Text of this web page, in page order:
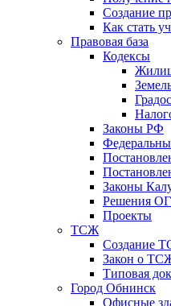
Создание
Как стать
Правовая база
Кодексы
Законы РФ
Законы
Решения
Проекты
ТСЖ
Создание
Закон о
Типовая
Город Обнинск
Офисные